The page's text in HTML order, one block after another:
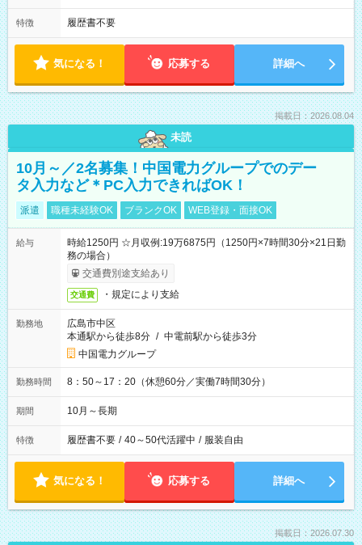
特徴 履歴書不要
気になる！ 応募する 詳細へ
掲載日：2026.08.04
未読
10月～／2名募集！中国電力グループでのデー
タ入力など＊PC入力できればOK！
派遣 職種未経験OK ブランクOK WEB登録・面接OK
給与
時給1250円 ☆月収例:19万6875円（1250円×7時間30分×21日勤
務の場合）
交通費別途支給あり
交通費 ・規定により支給
勤務地
広島市中区
本通駅から徒歩8分 / 中電前駅から徒歩3分
中国電力グループ
勤務時間 8：50～17：20（休憩60分／実働7時間30分）
期間 10月～長期
特徴 履歴書不要 / 40～50代活躍中 / 服装自由
気になる！ 応募する 詳細へ
掲載日：2026.07.30